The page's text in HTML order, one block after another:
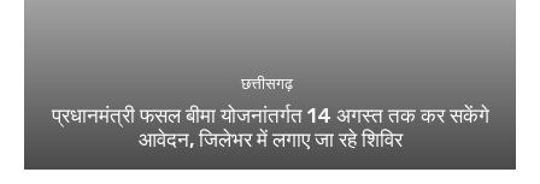
छत्तीसगढ़
प्रधानमंत्री फसल बीमा योजनांतर्गत 14 अगस्त तक कर सकेंगे
आवेदन, जिलेभर में लगाए जा रहे शिविर